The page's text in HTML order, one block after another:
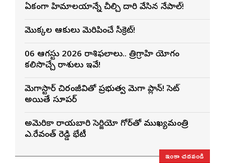
ఏకంగా హిమాలయాన్నే చీల్చి దారి వేసిన నేపాల్!
మొక్కల ఆకులు మెరిపించే సీక్రెట్!
06 ఆగస్టు 2026 రాశిఫలాలు.. త్రిగ్రాహి యోగం
కలిసొచ్చే రాశులు ఇవే!
మెగాస్టార్ చిరంజీవితో ప్రభుత్వ మెగా ప్లాన్! సెట్
అయితే సూపర్
అమెరికా రాయబారి సెర్జియో గోర్‌తో ముఖ్యమంత్రి
ఎ.రేవంత్ రెడ్డి భేటీ
ఇంకా చదవండి